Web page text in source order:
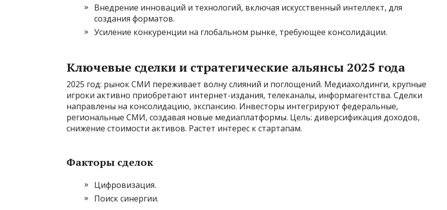
Внедрение инноваций и технологий, включая искусственный интеллект, для
создания форматов.
Усиление конкуренции на глобальном рынке, требующее консолидации.
Ключевые сделки и стратегические альянсы 2025 года
2025 год: рынок СМИ переживает волну слияний и поглощений. Медиахолдинги, крупные
игроки активно приобретают интернет-издания, телеканалы, информагентства. Сделки
направлены на консолидацию, экспансию. Инвесторы интегрируют федеральные,
региональные СМИ, создавая новые медиаплатформы. Цель: диверсификация доходов,
снижение стоимости активов. Растет интерес к стартапам.
Факторы сделок
Цифровизация.
Поиск синергии.